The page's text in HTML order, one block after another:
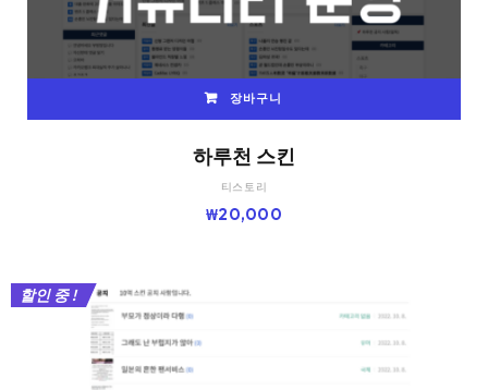
장바구니
하루천 스킨
티스토리
₩20,000
할인 중 !